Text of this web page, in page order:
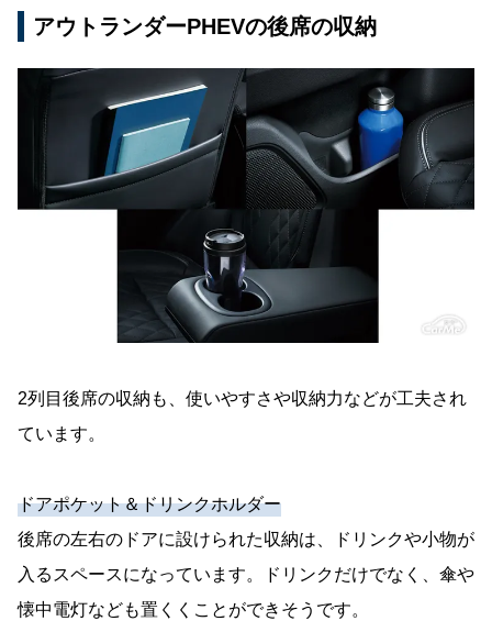
アウトランダーPHEVの後席の収納
2列目後席の収納も、使いやすさや収納力などが工夫され
ています。
ドアポケット＆ドリンクホルダー
後席の左右のドアに設けられた収納は、ドリンクや小物が
入るスペースになっています。ドリンクだけでなく、傘や
懐中電灯なども置くくことができそうです。